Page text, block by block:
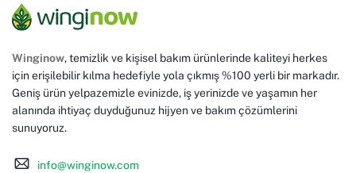
Winginow, temizlik ve kişisel bakım ürünlerinde kaliteyi herkes
için erişilebilir kılma hedefiyle yola çıkmış %100 yerli bir markadır.
Geniş ürün yelpazemizle evinizde, iş yerinizde ve yaşamın her
alanında ihtiyaç duyduğunuz hijyen ve bakım çözümlerini
sunuyoruz.
info@winginow.com